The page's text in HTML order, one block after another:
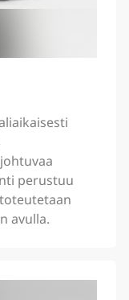
perustuu
avulla.